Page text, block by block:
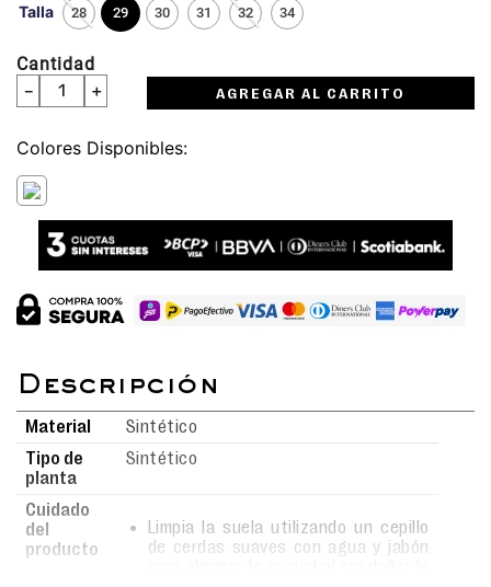
Talla 28 29 30 31 32 34
Cantidad
＋
－ AGREGAR AL CARRITO
Colores
Material
Sintético
Tipo de
planta
Sintético
Cuidado
del
producto
Limpia la suela utilizando un cepillo
de cerdas suaves con agua y jabón